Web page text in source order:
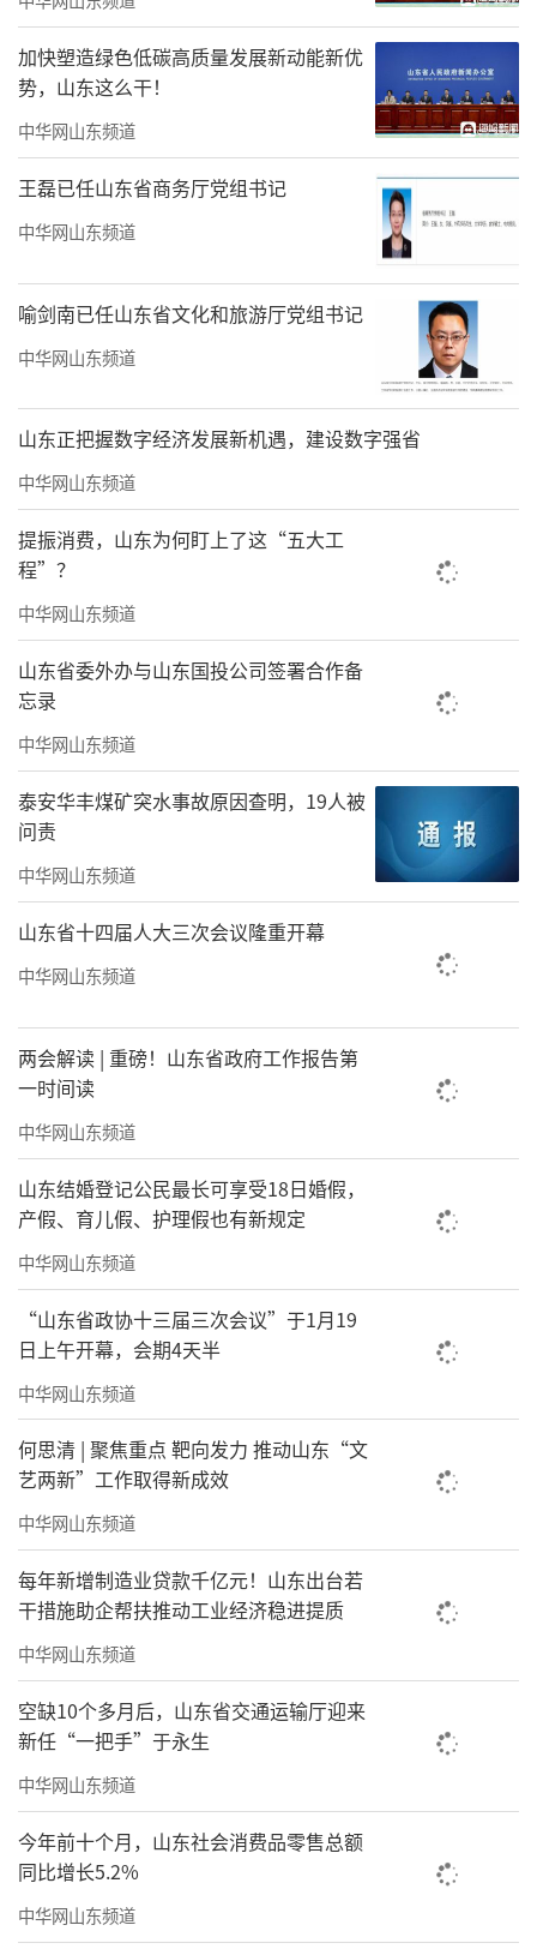
最后，祝贺恩师宋老师此次画展圆满成
功！相信宋老师在今后的艺术道路上，会给我
们带来更多独特的视觉体验，让我们大家一起
拭目以待！
（文/赵康，镇江高等专科学校讲师 来
艺术头条@写意当代油画）
宋永进作品欣赏
加快塑造绿色低碳高质量发展新动能新优
势，山东这么干！
中华网山东频道
王磊已任山东省商务厅党组书记
中华网山东频道
喻剑南已任山东省文化和旅游厅党组书记
中华网山东频道
山东正把握数字经济发展新机遇，建设数字强省
中华网山东频道
提振消费，山东为何盯上了这“五大工
程”？
中华网山东频道
山东省委外办与山东国投公司签署合作备
忘录
中华网山东频道
泰安华丰煤矿突水事故原因查明，19人被
问责
中华网山东频道
山东省十四届人大三次会议隆重开幕
中华网山东频道
两会解读 | 重磅！山东省政府工作报告第
一时间读
中华网山东频道
山东结婚登记公民最长可享受18日婚假，
产假、育儿假、护理假也有新规定
中华网山东频道
“山东省政协十三届三次会议”于1月19
日上午开幕，会期4天半
中华网山东频道
何思清 | 聚焦重点 靶向发力 推动山东“文
艺两新”工作取得新成效
中华网山东频道
每年新增制造业贷款千亿元！山东出台若
干措施助企帮扶推动工业经济稳进提质
中华网山东频道
空缺10个多月后，山东省交通运输厅迎来
新任“一把手”于永生
中华网山东频道
今年前十个月，山东社会消费品零售总额
同比增长5.2%
中华网山东频道